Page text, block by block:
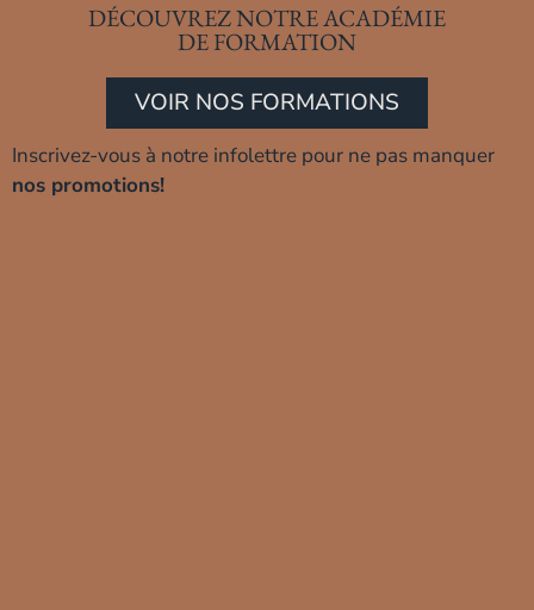
DÉCOUVREZ NOTRE ACADÉMIE
DE FORMATION
VOIR NOS FORMATIONS
Inscrivez-vous à notre infolettre pour ne pas manquer
nos promotions!